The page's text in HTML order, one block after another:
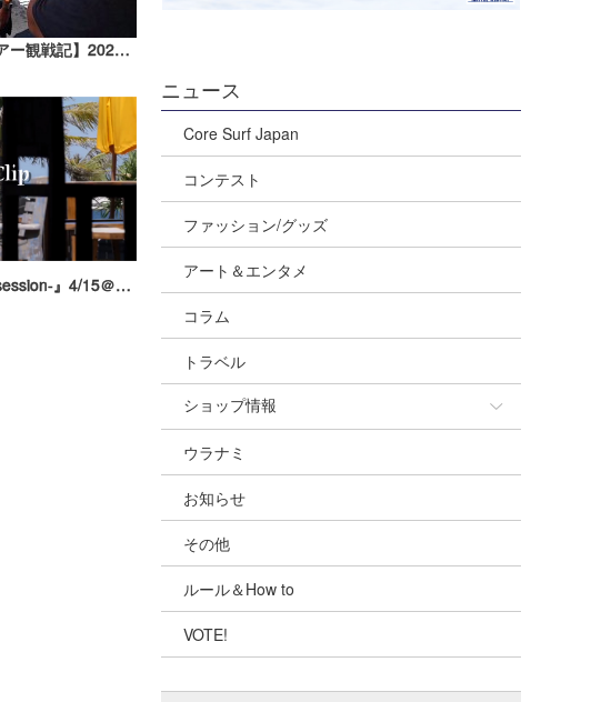
【五十嵐ツトムのCTツアー観戦記】2020 Rumble at the Ranch ｜カリフォルニア編＜エピソード3＞
『Daily Clip -BALI free session-』4/15＠クラマス
ニュース
Core Surf Japan
コンテスト
ファッション/グッズ
アート＆エンタメ
コラム
トラベル
ショップ情報
ショップ情報
湘南
千葉北
伊豆
千葉南
ウラナミ
お知らせ
その他
ルール＆How to
VOTE!